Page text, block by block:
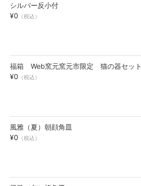
アクセサリー
accessory
お買い物ガイド
シルバー反小付
¥0 （税込）
福箱 Web窯元窯元市限定 猫の器セット
¥0 （税込）
風雅（夏）朝顔角皿
¥0 （税込）